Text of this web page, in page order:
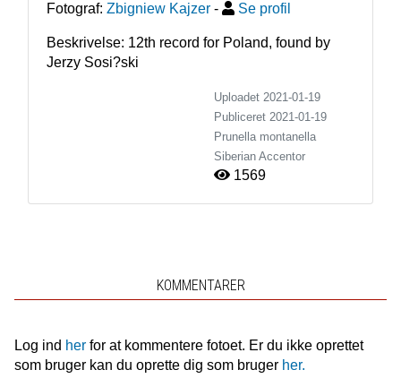
Fotograf: Zbigniew Kajzer - Se profil
Beskrivelse: 12th record for Poland, found by
Jerzy Sosi?ski
Uploadet 2021-01-19
Publiceret 2021-01-19
Prunella montanella
Siberian Accentor
1569
KOMMENTARER
Log ind herfor at kommentere fotoet. Er du ikke oprettet
som bruger kan du oprette dig som bruger her.